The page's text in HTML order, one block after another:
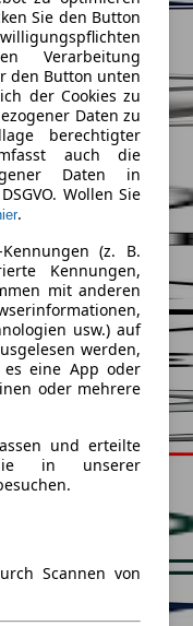
Sie den Button
Verarbeitung
den Button unten
der Cookies zu
Daten zu
berechtigter
auch die
Daten in
Wollen Sie
.
(z. B.
Kennungen,
mit anderen
usw.) auf
werden,
eine App oder
oder mehrere
und erteilte
in unserer
Scannen von